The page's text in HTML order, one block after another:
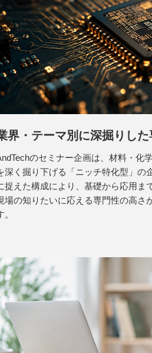
界・テーマ別に深掘りした
のセミナー企画は、材料・化
深く掘り下げる「ニッチ特化型」の
捉えた構成により、基礎から応用ま
場の知りたいに応える専門性の高さ
。